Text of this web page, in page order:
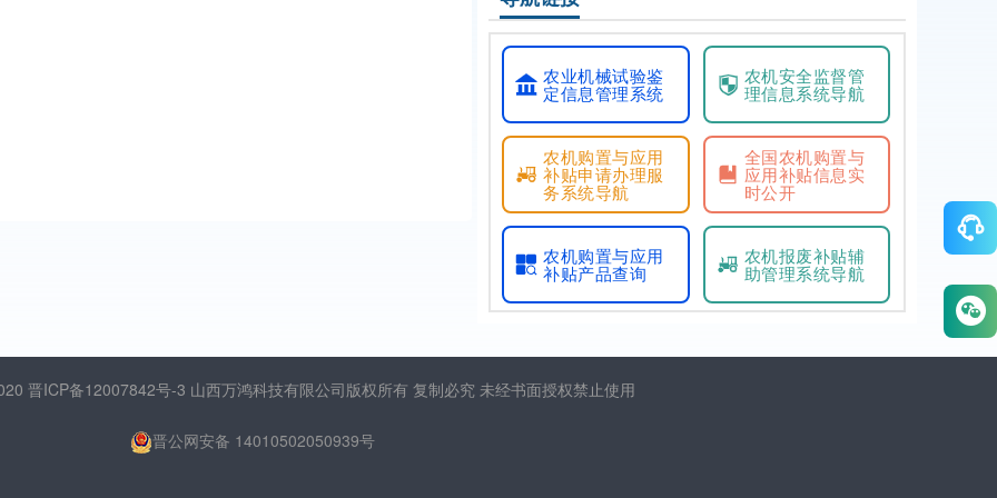
农业机械试验鉴
定信息管理系统
农机购置与应用
补贴申请办理服
务系统导航
农机购置与应用
补贴产品查询
农机安全监督管
理信息系统导航
全国农机购置与
应用补贴信息实
时公开
农机报废补贴辅
助管理系统导航
晋ICP备12007842号-3 山西万鸿科技有限公司版权所有 复制必究 未经书面授权禁止使用
晋公网安备 14010502050939号